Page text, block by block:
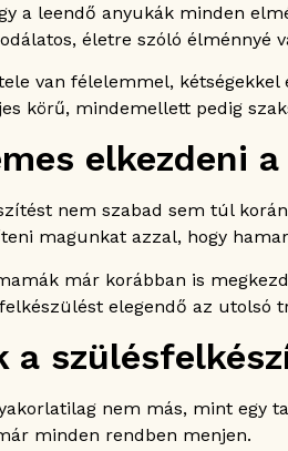
a leendő anyukák minden
életre szóló élménnyé
van félelemmel,
körű, mindemellett pedig
elkezdeni
nem szabad sem túl
magunkat azzal, hogy
már korábban is
elegendő az utolsó
a
nem más, mint egy
minden rendben menjen.